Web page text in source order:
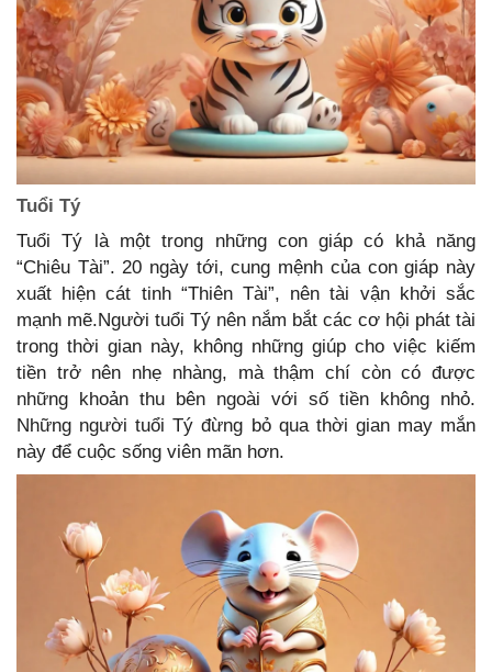
Tuổi Tý
Tuổi Tý là một trong những con giáp có khả năng
“Chiêu Tài”. 20 ngày tới, cung mệnh của con giáp này
xuất hiện cát tinh “Thiên Tài”, nên tài vận khởi sắc
mạnh mẽ.Người tuổi Tý nên nắm bắt các cơ hội phát tài
trong thời gian này, không những giúp cho việc kiếm
tiền trở nên nhẹ nhàng, mà thậm chí còn có được
những khoản thu bên ngoài với số tiền không nhỏ.
Những người tuổi Tý đừng bỏ qua thời gian may mắn
này để cuộc sống viên mãn hơn.